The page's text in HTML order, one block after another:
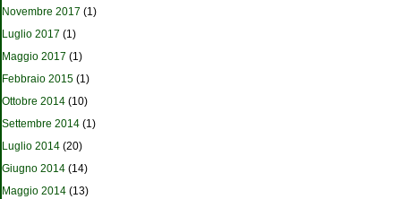
Novembre 2017 (1)
Luglio 2017 (1)
Maggio 2017 (1)
Febbraio 2015 (1)
Ottobre 2014 (10)
Settembre 2014 (1)
Luglio 2014 (20)
Giugno 2014 (14)
Maggio 2014 (13)